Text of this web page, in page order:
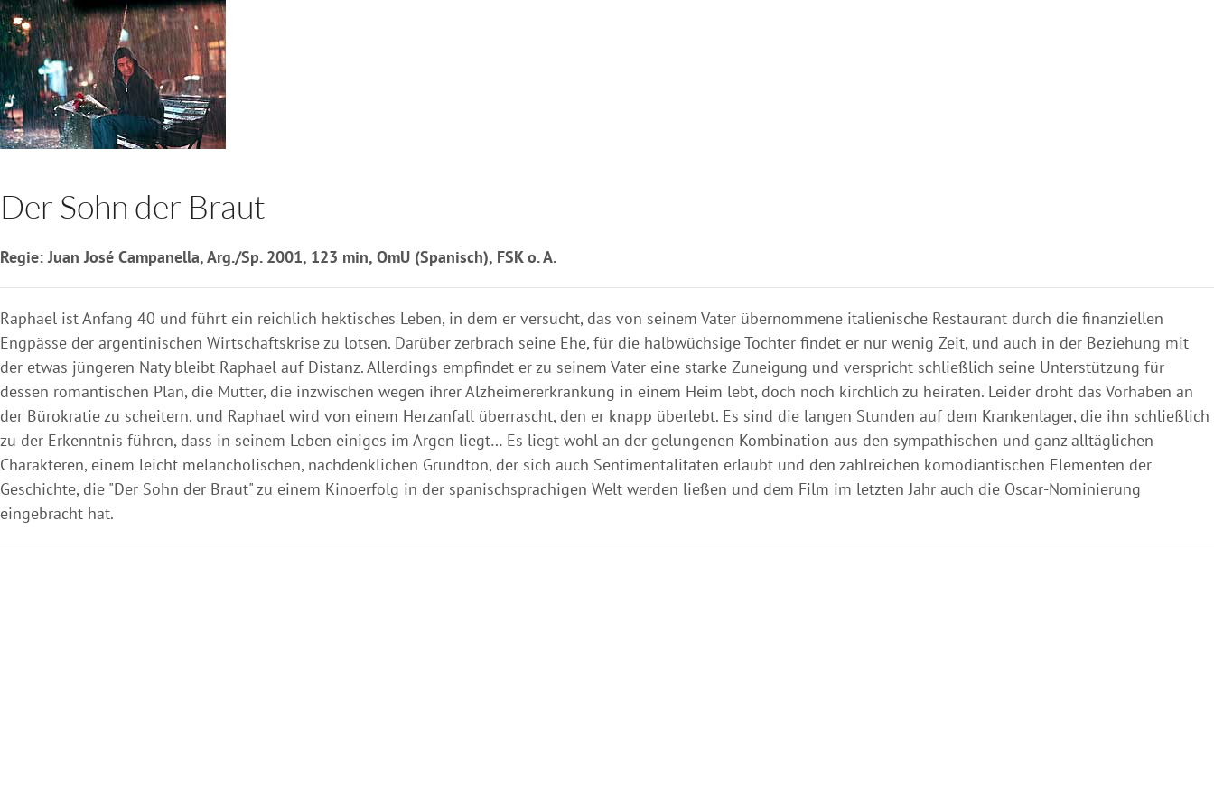
Der Sohn der Braut
Regie: Juan José Campanella, Arg./Sp. 2001, 123 min, OmU (Spanisch), FSK o. A.
Raphael ist Anfang 40 und führt ein reichlich hektisches Leben, in dem er versucht, das von seinem Vater übernommene italienische Restaurant durch die finanziellen
Engpässe der argentinischen Wirtschaftskrise zu lotsen. Darüber zerbrach seine Ehe, für die halbwüchsige Tochter findet er nur wenig Zeit, und auch in der Beziehung mit
der etwas jüngeren Naty bleibt Raphael auf Distanz. Allerdings empfindet er zu seinem Vater eine starke Zuneigung und verspricht schließlich seine Unterstützung für
dessen romantischen Plan, die Mutter, die inzwischen wegen ihrer Alzheimererkrankung in einem Heim lebt, doch noch kirchlich zu heiraten. Leider droht das Vorhaben an
der Bürokratie zu scheitern, und Raphael wird von einem Herzanfall überrascht, den er knapp überlebt. Es sind die langen Stunden auf dem Krankenlager, die ihn schließlich
zu der Erkenntnis führen, dass in seinem Leben einiges im Argen liegt… Es liegt wohl an der gelungenen Kombination aus den sympathischen und ganz alltäglichen
Charakteren, einem leicht melancholischen, nachdenklichen Grundton, der sich auch Sentimentalitäten erlaubt und den zahlreichen komödiantischen Elementen der
Geschichte, die "Der Sohn der Braut" zu einem Kinoerfolg in der spanischsprachigen Welt werden ließen und dem Film im letzten Jahr auch die Oscar-Nominierung
eingebracht hat.